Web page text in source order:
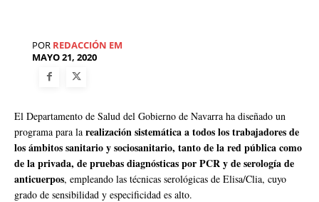
POR REDACCIÓN EM
MAYO 21, 2020
El Departamento de Salud del Gobierno de Navarra ha diseñado un
programa para la realización sistemática a todos los trabajadores de
los ámbitos sanitario y sociosanitario, tanto de la red pública como
de la privada, de pruebas diagnósticas por PCR y de serología de
anticuerpos, empleando las técnicas serológicas de Elisa/Clia, cuyo
grado de sensibilidad y especificidad es alto.